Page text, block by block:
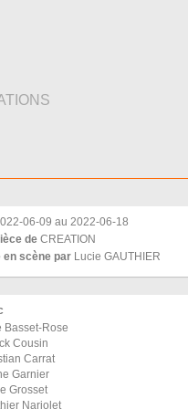
06-09 au 2022-06-18
de CREATION
en scène par Lucie GAUTHIER
Basset-Rose
Cousin
Carrat
Garnier
Grosset
Narjolet